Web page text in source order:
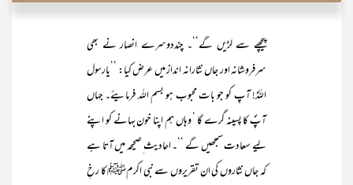
پیچھے سے لڑیں گے‘‘۔ چنددوسرے انصار نے بھی
سرفروشانہ اور جاں نثارانہ انداز میں عرض کیا: ’’یارسول
اللہؐ! آپ کو جو بات محبوب ہو بسم اللہ فرمایئے۔ جہاں
آپؐ کا پسینہ گرے گا ‘ وہاں ہم اپنا خون بہانے کو اپنے
لیے سعادت سمجھیں گے ‘‘۔ احادیث ِصحیحہ میں آتا ہے
کہ جاں نثاروں کی ان تقریروں سے نبی اکرمﷺ کا رخِ